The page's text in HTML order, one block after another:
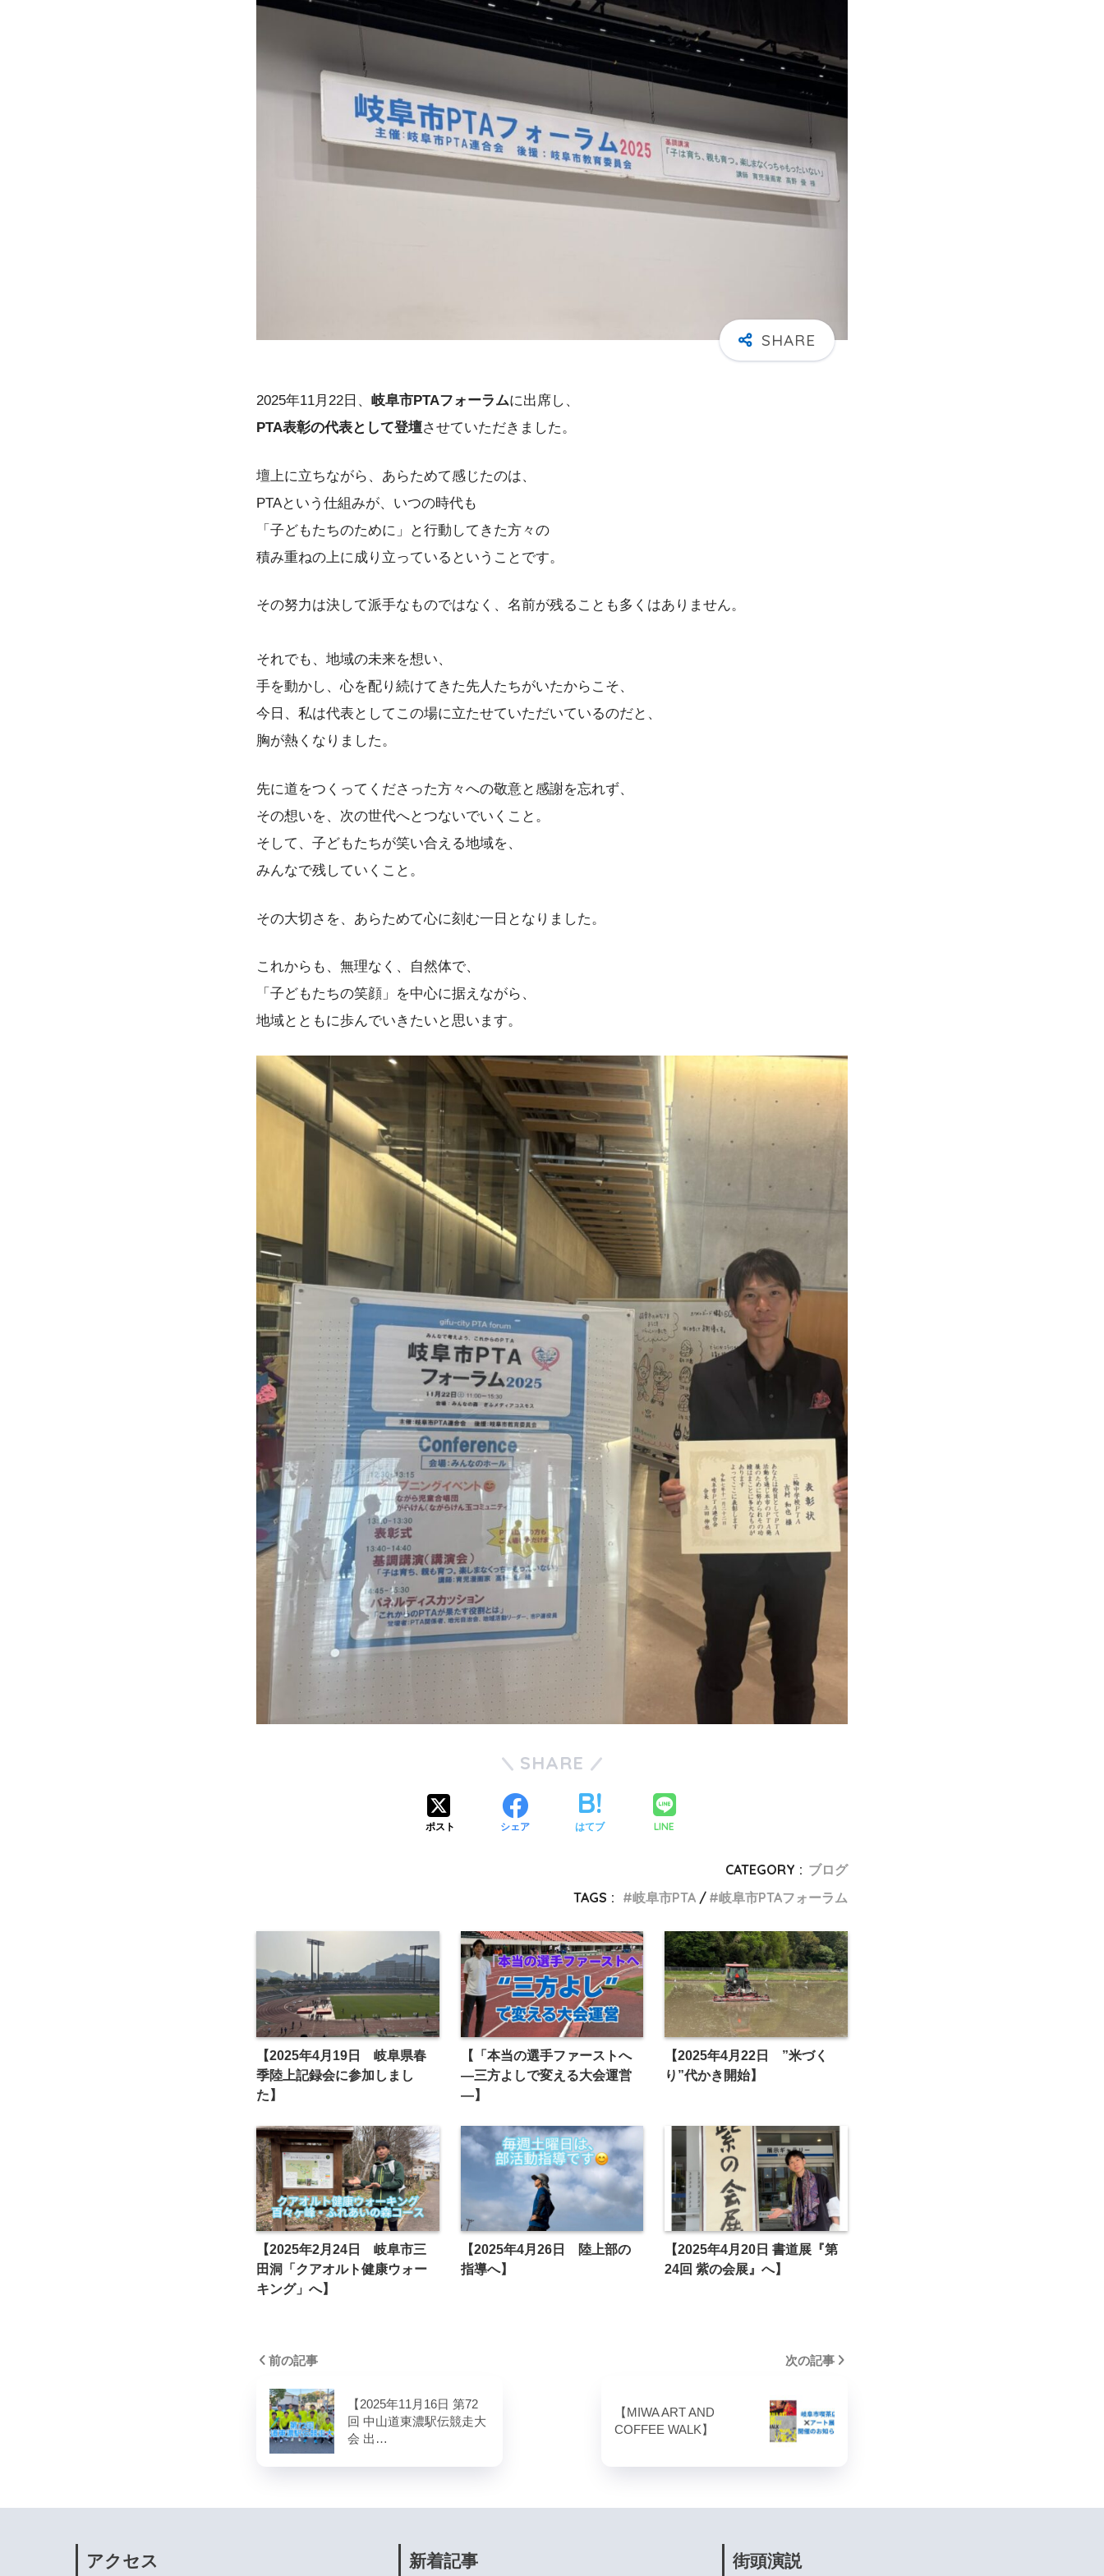
2025年11月22日、 岐阜市PTAフォーラムに出席し、
PTA表彰の代表として登壇させていただきました。
壇上に立ちながら、あらためて感じたのは、
PTAという仕組みが、いつの時代も
「子どもたちのために」と行動してきた方々の
積み重ねの上に成り立っているということです。
その努力は決して派手なものではなく、名前が残ることも多くはありません。
それでも、地域の未来を想い、
手を動かし、心を配り続けてきた先人たちがいたからこそ、
今日、私は代表としてこの場に立たせていただいているのだと、
胸が熱くなりました。
先に道をつくってくださった方々への敬意と感謝を忘れず、
その想いを、次の世代へとつないでいくこと。
そして、子どもたちが笑い合える地域を、
みんなで残していくこと。
その大切さを、あらためて心に刻む一日となりました。
これからも、無理なく、自然体で、
「子どもたちの笑顔」を中心に据えながら、
地域とともに歩んでいきたいと思います。
SHARE
ポスト シェア はてブ LINE
CATEGORY : ブログ
TAGS :
岐阜市PTA 岐阜市PTAフォーラム
【2025年4月19日 岐阜県春
季陸上記録会に参加しまし
た】
【「本当の選手ファーストへ
―三方よしで変える大会運営
―】
【2025年4月22日 ”米づく
り”代かき開始】
【2025年2月24日 岐阜市三
田洞「クアオルト健康ウォー
キング」へ】
【2025年4月26日 陸上部の
指導へ】
【2025年4月20日 書道展『第
24回 紫の会展』へ】
前の記事
【2025年11月16日 第72
回 中山道東濃駅伝競走大
会 出…
次の記事
【MIWA ART AND
COFFEE WALK】
アクセス 新着記事 街頭演説